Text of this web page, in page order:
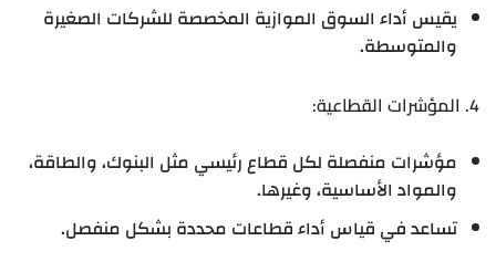
يقيس أداء السوق الموازية المخصصة للشركات الصغيرة
والمتوسطة.
4. المؤشرات القطاعية:
مؤشرات منفصلة لكل قطاع رئيسي مثل البنوك، والطاقة،
والمواد الأساسية، وغيرها.
تساعد في قياس أداء قطاعات محددة بشكل منفصل.